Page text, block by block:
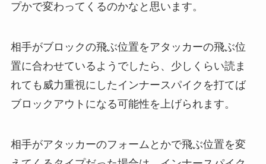
プかで変わってくるのかなと思います。
相手がブロックの飛ぶ位置をアタッカーの飛ぶ位
置に合わせているようでしたら、少しくらい読ま
れても威力重視にしたインナースパイクを打てば
ブロックアウトになる可能性を上げられます。
相手がアタッカーのフォームとかで飛ぶ位置を変